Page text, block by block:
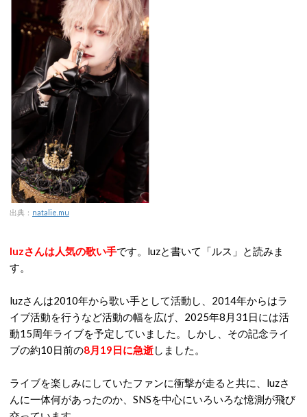
出典： natalie.mu
luzさんは人気の歌い手です。luzと書いて「ルス」と読みま
す。
luzさんは2010年から歌い手として活動し、2014年からはラ
イブ活動を行うなど活動の幅を広げ、2025年8月31日には活
動15周年ライブを予定していました。しかし、その記念ライ
ブの約10日前の8月19日に急逝しました。
ライブを楽しみにしていたファンに衝撃が走ると共に、luzさ
んに一体何があったのか、SNSを中心にいろいろな憶測が飛び